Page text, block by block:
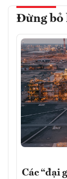
Đừng bỏ
Các “đại